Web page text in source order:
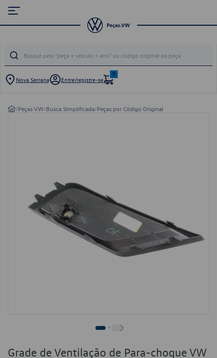
Nova Serrana Entre/registre-se
0
/Peças VW/Busca Simplificada/Peças por Código Original
Grade de Ventilação de Para-choque VW